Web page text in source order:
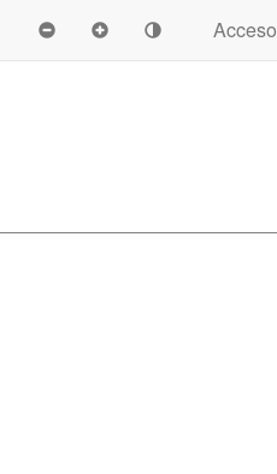
Acceso